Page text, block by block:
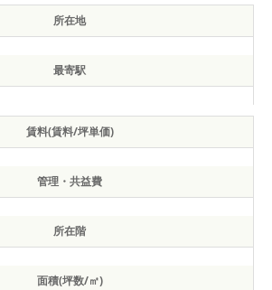
所在地
最寄駅
賃料(賃料/坪単価)
管理・共益費
所在階
面積(坪数/㎡)